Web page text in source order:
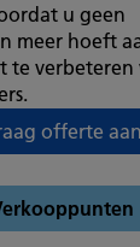
u geen
meer hoeft
te
offerte aan